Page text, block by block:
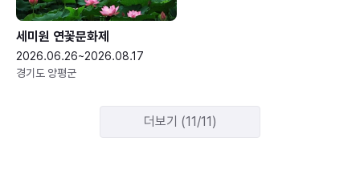
세미원 연꽃문화제
2026.06.26~2026.08.17
경기도 양평군
더보기 (11/11)